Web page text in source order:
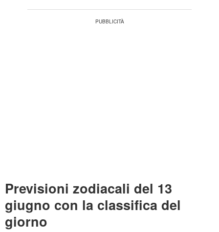
Previsioni zodiacali del 13
giugno con la classifica del
giorno